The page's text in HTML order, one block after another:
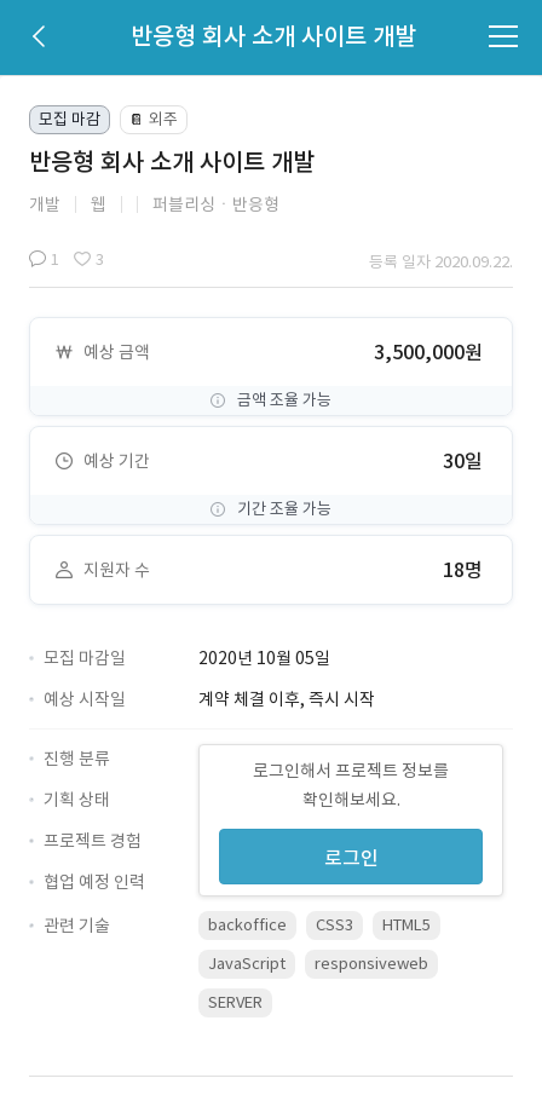
반응형 회사 소개 사이트 개발
모집 마감 📔 외주
반응형 회사 소개 사이트 개발
개발 웹 퍼블리싱ㆍ반응형
1 3 등록 일자 2020.09.22.
예상 금액 3,500,000원
금액 조율 가능
예상 기간 30일
기간 조율 가능
지원자 수 18명
모집 마감일
2020년 10월 05일
예상 시작일
계약 체결 이후, 즉시 시작
로그인해서 프로젝트 정보를
확인해보세요.
로그인
진행 분류
기획 상태
프로젝트 경험
협업 예정 인력
관련 기술
backoffice CSS3
HTML5
JavaScript
responsiveweb
SERVER